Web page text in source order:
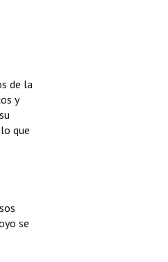
de la
y
que
se